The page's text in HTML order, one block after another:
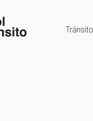
Tránsito